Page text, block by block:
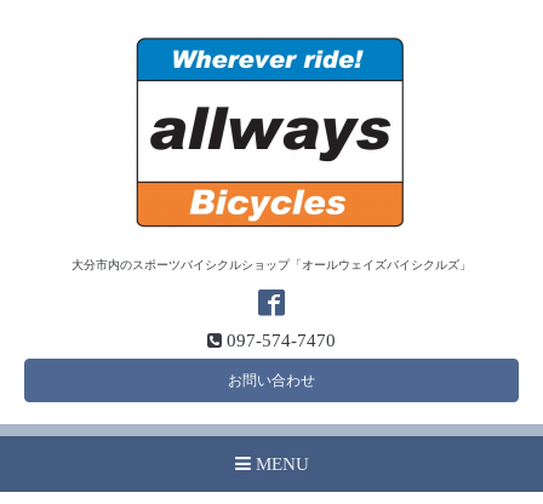
大分市内のスポーツバイシクルショップ「オールウェイズバイシクルズ」
097-574-7470
お問い合わせ
MENU